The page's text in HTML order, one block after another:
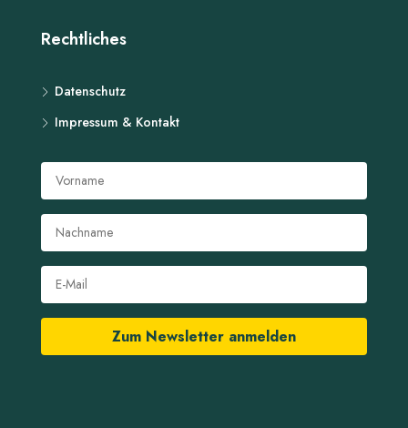
Rechtliches
Datenschutz
Impressum & Kontakt
Zum Newsletter anmelden